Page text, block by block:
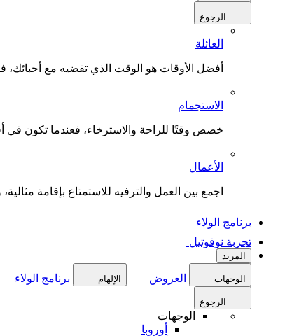
الرجوع
العائلة
أفضل الأوقات هو الوقت الذي تقضيه مع
الاستجمام
خصص وقتًا للراحة والاسترخاء، فعندما تكون في
الأعمال
اجمع بين العمل والترفيه للاستمتاع بإقامة
برنامج الولاء
تجربة نوفوتيل
المزيد
الوجهات العروض الإلهام برنامج الولاء
الرجوع
الوجهات
أوروبا